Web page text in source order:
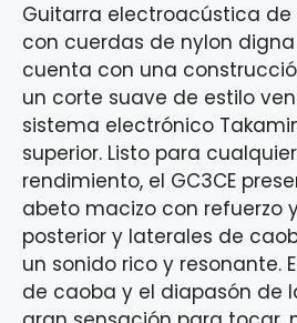
Guitarra electroacústica
con cuerdas de nylon
cuenta con una
un corte suave de estilo
sistema electrónico
superior. Listo para
rendimiento, el GC3CE
abeto macizo con refuerzo
posterior y laterales de
un sonido rico y resonante.
de caoba y el diapasón de